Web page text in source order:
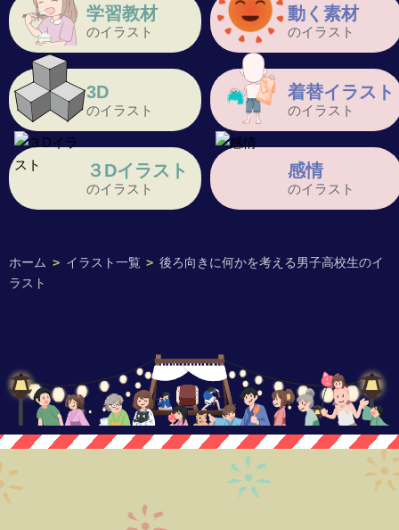
ホーム > イラスト一覧 > 後ろ向きに何かを考える男子高校生のイ
ラスト
学習教材
のイラスト
動く素材
のイラスト
3D
のイラスト
着替イラスト
のイラスト
３Dイラスト
のイラスト
感情
のイラスト